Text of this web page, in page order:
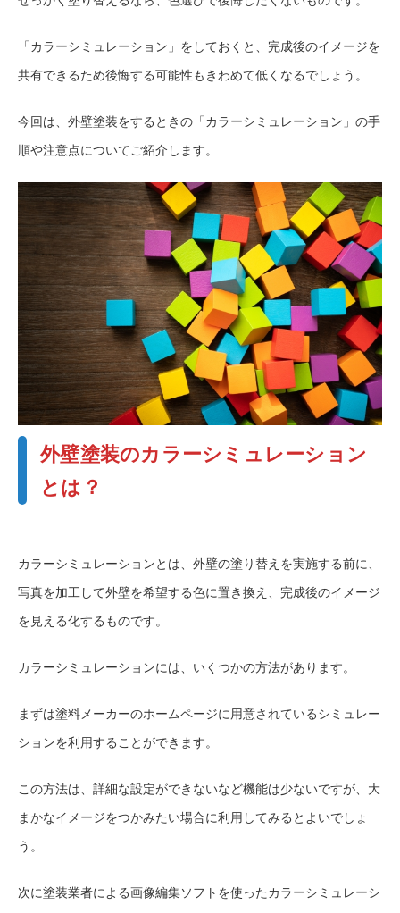
「カラーシミュレーション」をしておくと、完成後のイメージを
共有できるため後悔する可能性もきわめて低くなるでしょう。
今回は、外壁塗装をするときの「カラーシミュレーション」の手
順や注意点についてご紹介します。
外壁塗装のカラーシミュレーション
とは？
カラーシミュレーションとは、外壁の塗り替えを実施する前に、
写真を加工して外壁を希望する色に置き換え、完成後のイメージ
を見える化するものです。
カラーシミュレーションには、いくつかの方法があります。
まずは塗料メーカーのホームページに用意されているシミュレー
ションを利用することができます。
この方法は、詳細な設定ができないなど機能は少ないですが、大
まかなイメージをつかみたい場合に利用してみるとよいでしょ
う。
次に塗装業者による画像編集ソフトを使ったカラーシミュレーシ